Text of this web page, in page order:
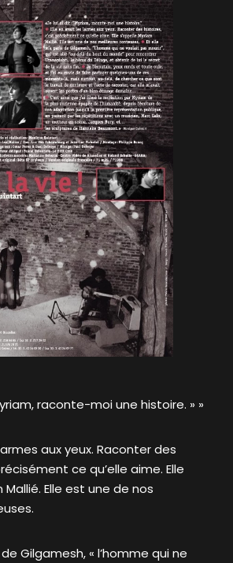
raconte-moi une histoire. » »
aux yeux. Raconter des
ce qu’elle aime. Elle
Mallié. Elle est une de nos
Gilgamesh, « l’homme qui ne